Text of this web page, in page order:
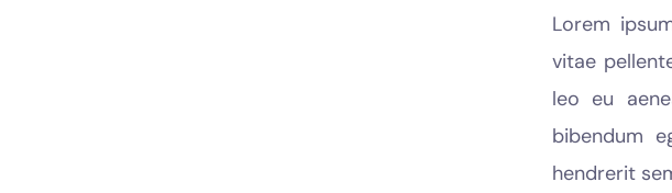
Lorem
vitae
leo eu
bibendum
hendrerit